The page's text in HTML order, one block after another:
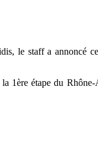
le staff a annoncé
1ère étape du